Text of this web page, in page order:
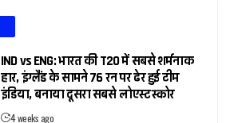
IND vs ENG: भारत की T20 में सबसे शर्मनाक
हार, इंग्लैंड के सामने 76 रन पर ढेर हुई टीम
इंडिया, बनाया दूसरा सबसे लोएस्ट स्कोर
4 weeks ago